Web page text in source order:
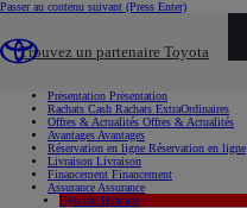
Passer au contenu suivant (Press Enter)
Trouvez un partenaire Toyota
Présentation Présentation
Rachats Cash Rachats ExtraOrdinaires
Offres & Actualités Offres & Actualités
Avantages Avantages
Réservation en ligne Réservation en ligne
Livraison Livraison
Financement Financement
Assurance Assurance
Hybride Hybride